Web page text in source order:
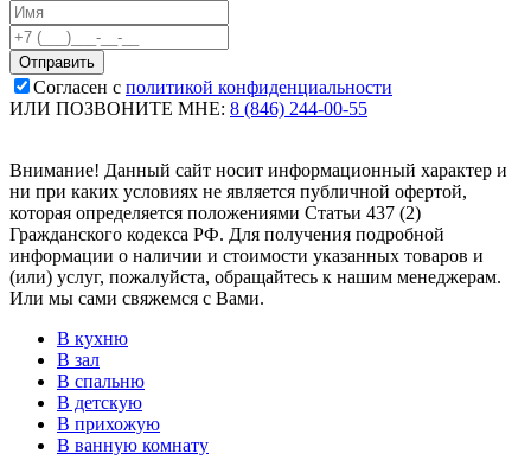
Согласен с политикой конфиденциальности
ИЛИ ПОЗВОНИТЕ МНЕ: 8 (846) 244-00-55
Внимание! Данный сайт носит информационный характер и
ни при каких условиях не является публичной офертой,
которая определяется положениями Статьи 437 (2)
Гражданского кодекса РФ. Для получения подробной
информации о наличии и стоимости указанных товаров и
(или) услуг, пожалуйста, обращайтесь к нашим менеджерам.
Или мы сами свяжемся с Вами.
В кухню
В зал
В спальню
В детскую
В прихожую
В ванную комнату